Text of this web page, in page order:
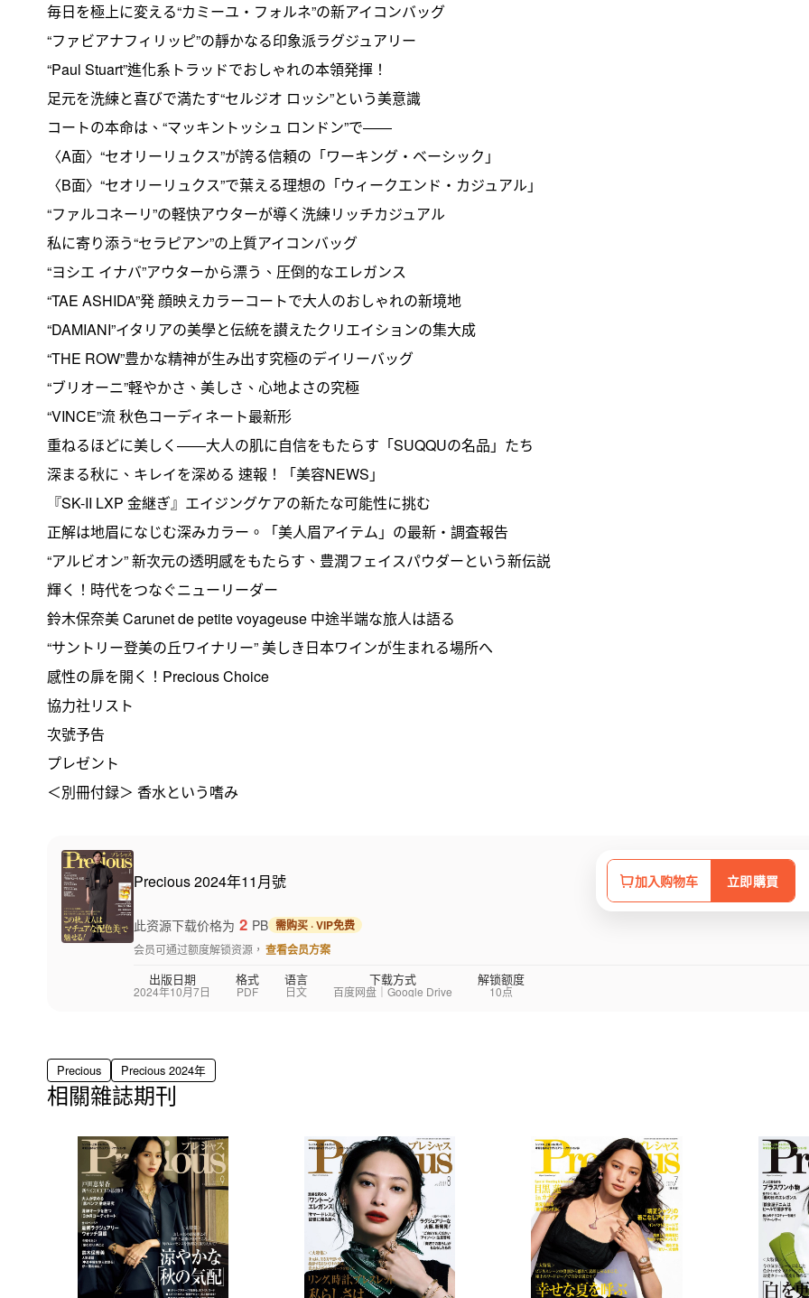
毎日を極上に変える“カミーユ・フォルネ”の新アイコンバッグ
“ファビアナフィリッピ”の靜かなる印象派ラグジュアリー
“Paul Stuart”進化系トラッドでおしゃれの本領発揮！
足元を洗練と喜びで満たす“セルジオ ロッシ”という美意識
コートの本命は、“マッキントッシュ ロンドン”で――
〈A面〉“セオリーリュクス”が誇る信頼の「ワーキング・ベーシック」
〈B面〉“セオリーリュクス”で葉える理想の「ウィークエンド・カジュアル」
“ファルコネーリ”の軽快アウターが導く洗練リッチカジュアル
私に寄り添う“セラピアン”の上質アイコンバッグ
“ヨシエ イナバ”アウターから漂う、圧倒的なエレガンス
“TAE ASHIDA”発 顔映えカラーコートで大人のおしゃれの新境地
“DAMIANI”イタリアの美學と伝統を讃えたクリエイションの集大成
“THE ROW”豊かな精神が生み出す究極のデイリーバッグ
“ブリオーニ”軽やかさ、美しさ、心地よさの究極
“VINCE”流 秋色コーディネート最新形
重ねるほどに美しく――大人の肌に自信をもたらす「SUQQUの名品」たち
深まる秋に、キレイを深める 速報！「美容NEWS」
『SK-II LXP 金継ぎ』エイジングケアの新たな可能性に挑む
正解は地眉になじむ深みカラー。「美人眉アイテム」の最新・調査報告
“アルビオン” 新次元の透明感をもたらす、豊潤フェイスパウダーという新伝説
輝く！時代をつなぐニューリーダー
鈴木保奈美 Carunet de petite voyageuse 中途半端な旅人は語る
“サントリー登美の丘ワイナリー” 美しき日本ワインが生まれる場所へ
感性の扉を開く！Precious Choice
協力社リスト
次號予告
プレゼント
＜別冊付録＞ 香水という嗜み
Precious 2024年11月號 加入购物车 立即購買
此资源下载价格为 2 PB 需购买 · VIP免费
会员可通过额度解锁资源， 查看会员方案
出版日期
2024年10月7日
格式
PDF
语言
日文
下载方式
百度网盘｜Google Drive
解锁额度
10点
Precious Precious 2024年
相關雜誌期刊